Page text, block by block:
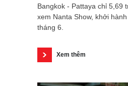
Bangkok - Pattaya chỉ 5,69
xem Nanta Show, khởi
tháng 6.
Xem thêm